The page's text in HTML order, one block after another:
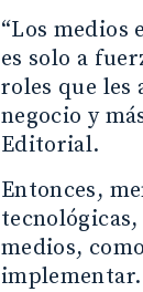
“Los medios
es solo a
roles que les
negocio y
Editorial.
Entonces,
medios,
implementar.